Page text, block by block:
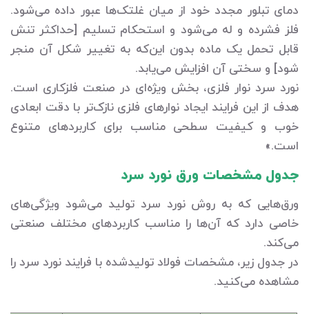
دمای تبلور مجدد خود از میان غلتک‌ها عبور داده می‌شود.
فلز فشرده و له می‌شود و استحکام تسلیم [حداکثر تنش
قابل تحمل یک ماده بدون این‌که به تغییر شکل آن منجر
شود] و سختی آن افزایش می‌یابد.
نورد سرد نوار فلزی، بخش ویژه‌ای در صنعت فلزکاری است.
هدف از این فرایند ایجاد نوارهای فلزی نازک‌تر با دقت ابعادی
خوب و کیفیت سطحی مناسب برای کاربردهای متنوع
است.»
جدول مشخصات ورق نورد سرد
ورق‌هایی که به روش نورد سرد تولید می‌شود ویژگی‌های
خاصی دارد که آن‌ها را مناسب کاربردهای مختلف صنعتی
می‌کند.
در جدول زیر، مشخصات فولاد تولیدشده با فرایند نورد سرد را
مشاهده می‌کنید.